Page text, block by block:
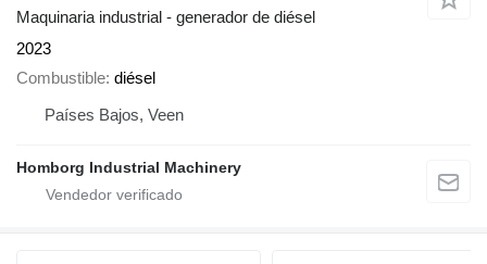
Maquinaria industrial - generador de diésel
2023
Combustible diésel
Países Bajos, Veen
Homborg Industrial Machinery